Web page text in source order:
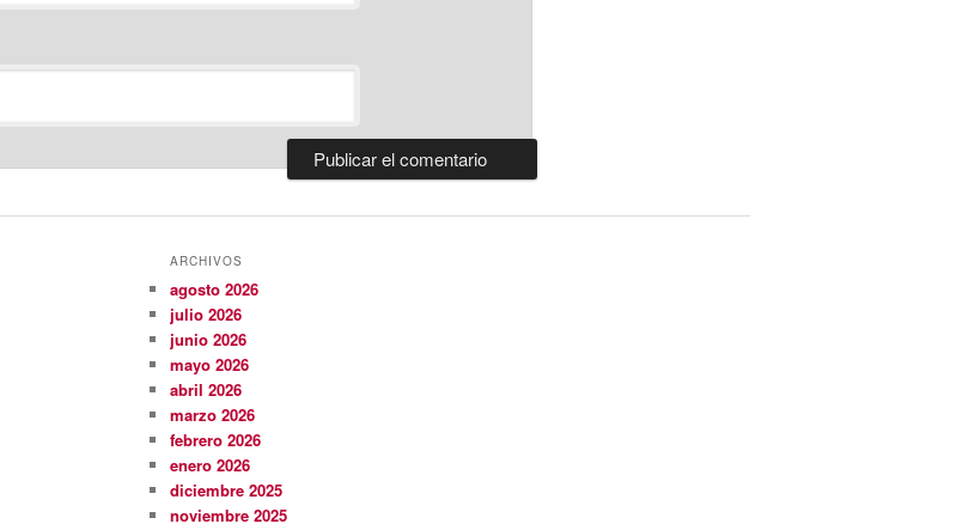
ARCHIVOS
agosto 2026
julio 2026
junio 2026
mayo 2026
abril 2026
marzo 2026
febrero 2026
enero 2026
diciembre 2025
noviembre 2025